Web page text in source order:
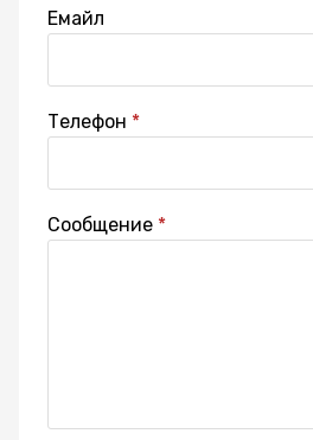
Емайл
Телефон
Сообщение